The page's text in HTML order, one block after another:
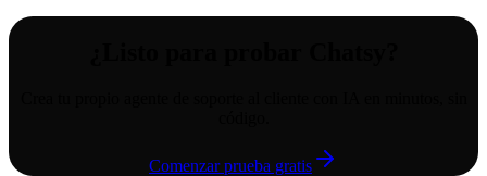
Comenzar prueba gratis